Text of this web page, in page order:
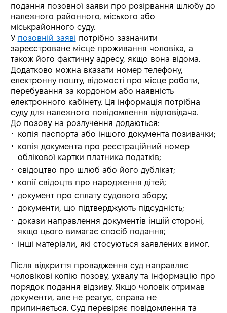
подання позовної заяви про розірвання шлюбу до
належного районного, міського або
міськрайонного суду.
У позовній заяві потрібно зазначити
зареєстроване місце проживання чоловіка, а
також його фактичну адресу, якщо вона відома.
Додатково можна вказати номер телефону,
електронну пошту, відомості про місце роботи,
перебування за кордоном або наявність
електронного кабінету. Ця інформація потрібна
суду для належного повідомлення відповідача.
До позову на розлучення додаються:
копія паспорта або іншого документа позивачки;
копія документа про реєстраційний номер
облікової картки платника податків;
свідоцтво про шлюб або його дублікат;
копії свідоцтв про народження дітей;
документ про сплату судового збору;
документи, що підтверджують підсудність;
докази направлення документів іншій стороні,
якщо цього вимагає спосіб подання;
інші матеріали, які стосуються заявлених вимог.
Після відкриття провадження суд направляє
чоловікові копію позову, ухвалу та інформацію про
порядок подання відзиву. Якщо чоловік отримав
документи, але не реагує, справа не
припиняється. Суд перевіряє повідомлення та